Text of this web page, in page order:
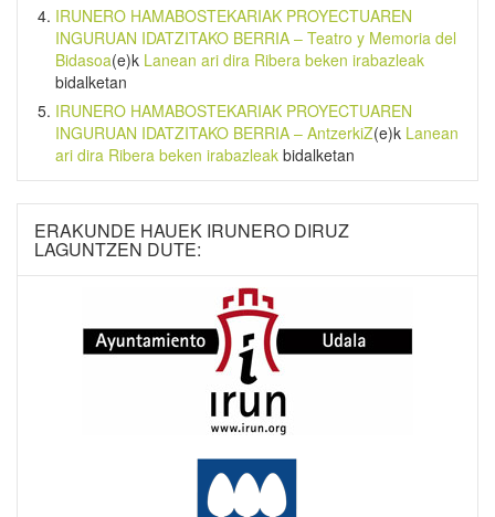
IRUNERO HAMABOSTEKARIAK PROYECTUAREN
INGURUAN IDATZITAKO BERRIA – Teatro y Memoria del
Bidasoa(e)k Lanean ari dira Ribera beken irabazleak
bidalketan
IRUNERO HAMABOSTEKARIAK PROYECTUAREN
INGURUAN IDATZITAKO BERRIA – AntzerkiZ(e)k Lanean
ari dira Ribera beken irabazleak bidalketan
ERAKUNDE HAUEK IRUNERO DIRUZ
LAGUNTZEN DUTE: